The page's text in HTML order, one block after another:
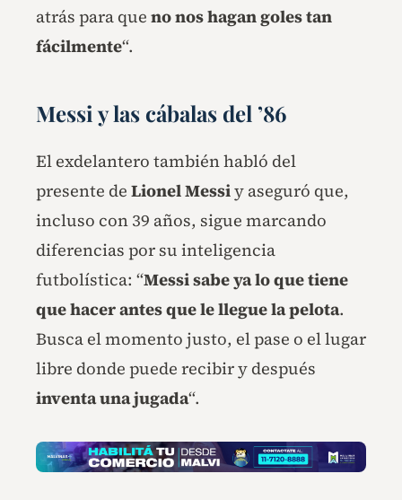
atrás para que no nos hagan goles tan
fácilmente“.
Messi y las cábalas del ’86
El exdelantero también habló del
presente de Lionel Messiy aseguró que,
incluso con 39 años, sigue marcando
diferencias por su inteligencia
futbolística: “Messi sabe ya lo que tiene
que hacer antes que le llegue la pelota.
Busca el momento justo, el pase o el lugar
libre donde puede recibir y después
inventa una jugada“.